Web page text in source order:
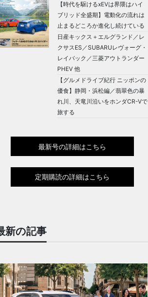
【時代を駆けるxEVは界隈はハイ
ブリッド全盛期】電動化の流れは
止まるどころか進化し続けている
日産キックス＋エルグランド／レ
クサスES／SUBARUレヴォーグ・
レイバック／三菱アウトランダー
PHEV 他
【グルメドライブ紀行 ニッポンの
優食】静岡・浜松編／翡翠色の暴
れ川、天竜川沿いをホンダCR-Vで
旅する
最新号の詳細はこちら
定期購読の詳細はこちら
新の記事